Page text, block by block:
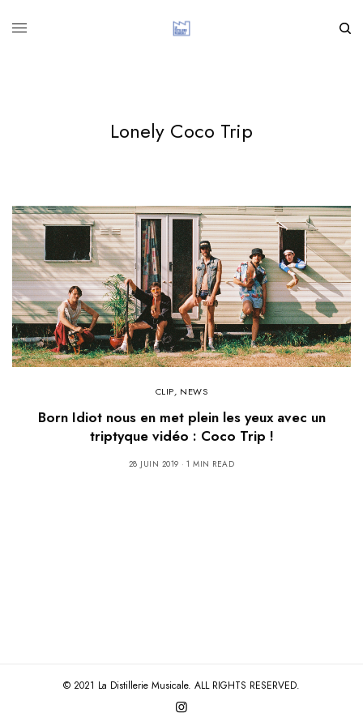
Lonely Coco Trip
CLIP, NEWS
Born Idiot nous en met plein les yeux avec un
triptyque vidéo : Coco Trip !
28 JUIN 2019 1 MIN READ
© 2021 La Distillerie Musicale. ALL RIGHTS RESERVED.